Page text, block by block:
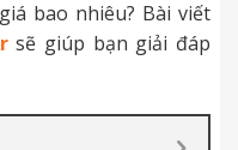
bao nhiêu? Bài viết
sẽ giúp bạn giải đáp